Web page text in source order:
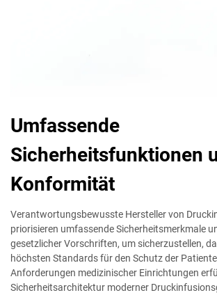
Umfassende
Sicherheitsfunktionen
Konformität
Verantwortungsbewusste Hersteller von
priorisieren umfassende Sicherheitsmerkmale
gesetzlicher Vorschriften, um sicherzustellen,
höchsten Standards für den Schutz der
Anforderungen medizinischer Einrichtungen
Sicherheitsarchitektur moderner